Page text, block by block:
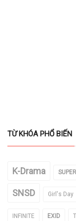
TỪ KHÓA PHỔ BIẾN
K-Drama
SNSD Girl's Day
INFINITE EXID